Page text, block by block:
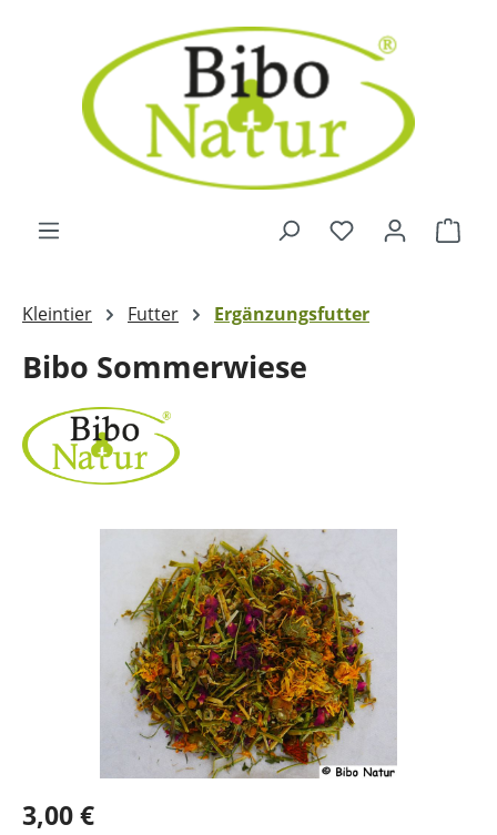
Zum Hauptinhalt springen
Kleintier Futter Ergänzungsfutter
Bibo Sommerwiese
Bildergalerie überspringen
3,00 €